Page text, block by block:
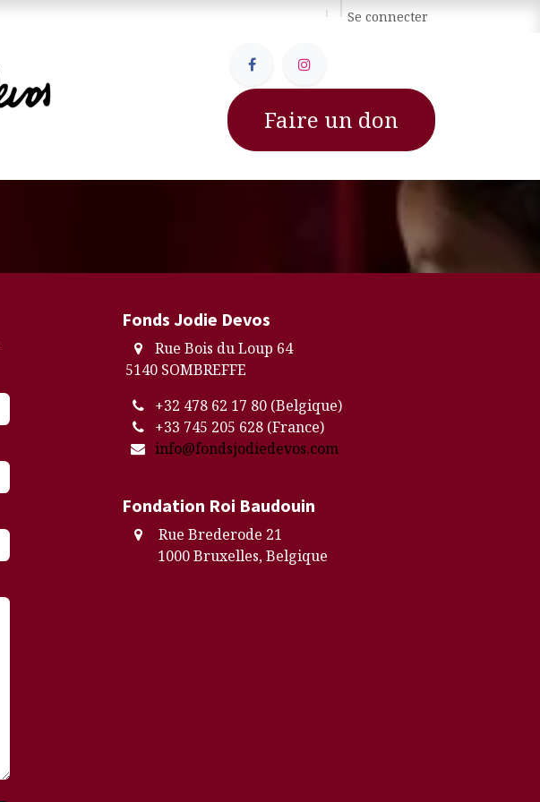
Se connecter
Faire un don
Fonds Jodie Devos
Rue Bois du Loup 64
5140 SOMBREFFE
+32 478 62 17 80 (Belgique)
+33 745 205 628 (France)
info@fondsjodiedevos.com
Fondation Roi Baudouin
Rue Brederode 21
1000 Bruxelles, Belgique